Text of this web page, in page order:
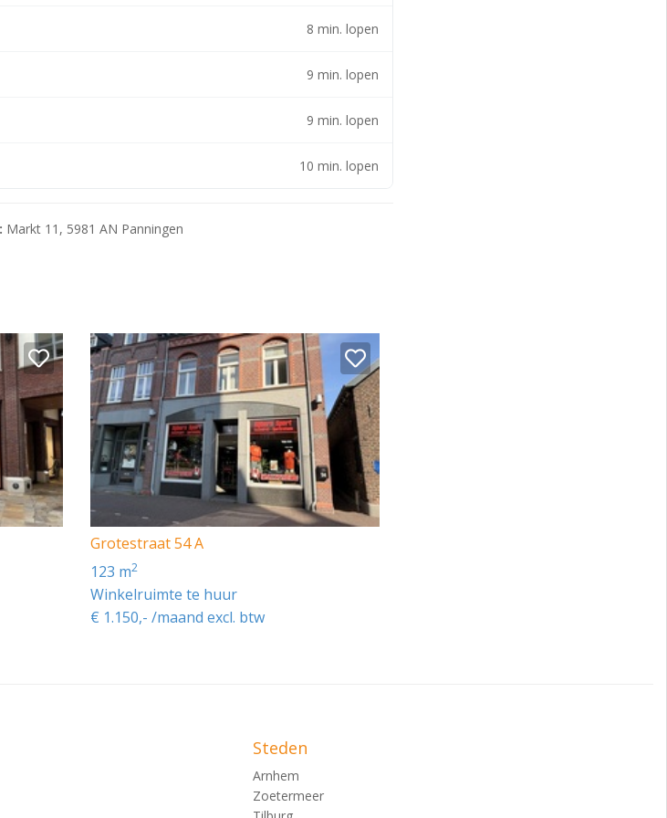
voor extra bezoekersstromen en een levendig
locatie met een bewezen staat van dienst.
8 min. lopen
9 min. lopen
9 min. lopen
10 min. lopen
Markt 11, 5981 AN Panningen
Grotestraat 54 A
123 m2
Winkelruimte te huur
€ 1.150,- /maand excl. btw
Steden
Arnhem
Zoetermeer